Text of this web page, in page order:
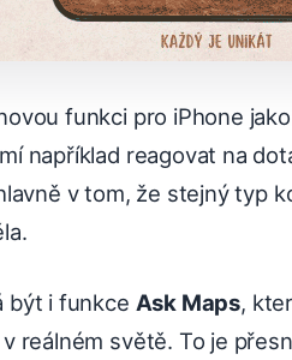
funkci pro iPhone
například reagovat na
v tom, že stejný typ
být i funkce Ask Maps,
reálném světě. To je